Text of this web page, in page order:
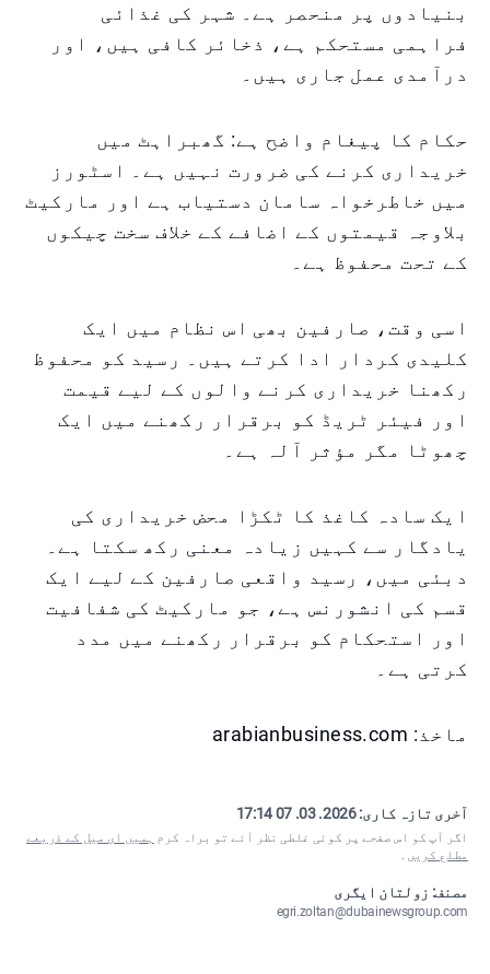
بنیادوں پر منحصر ہے۔ شہر کی غذائی
فراہمی مستحکم ہے، ذخائر کافی ہیں، اور
درآمدی عمل جاری ہیں۔
حکام کا پیغام واضح ہے: گھبراہٹ میں
خریداری کرنے کی ضرورت نہیں ہے۔ اسٹورز
میں خاطرخواہ سامان دستیاب ہے اور مارکیٹ
بلاوجہ قیمتوں کے اضافے کے خلاف سخت چیکوں
کے تحت محفوظ ہے۔
اسی وقت، صارفین بھی اس نظام میں ایک
کلیدی کردار ادا کرتے ہیں۔ رسید کو محفوظ
رکھنا خریداری کرنے والوں کے لیے قیمت
اور فیئر ٹریڈ کو برقرار رکھنے میں ایک
چھوٹا مگر مؤثر آلہ ہے۔
ایک سادہ کاغذ کا ٹکڑا محض خریداری کی
یادگار سے کہیں زیادہ معنی رکھ سکتا ہے۔
دبئی میں، رسید واقعی صارفین کے لیے ایک
قسم کی انشورنس ہے، جو مارکیٹ کی شفافیت
اور استحکام کو برقرار رکھنے میں مدد
کرتی ہے۔
ماخذ: arabianbusiness.com
آخری تازہ کاری:2026. 03. 07 17:14
اگر آپ کو اس صفحے پر کوئی غلطی نظر آئے تو براہ کرم ہمیں ای میل کے ذریعے
مطلع کریں ۔
مصنف: زولتان ایگری
egri.zoltan@dubainewsgroup.com